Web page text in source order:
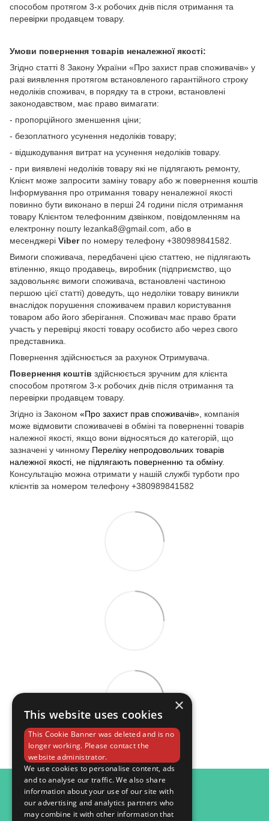
способом протягом 3-х робочих днів після отримання та
перевірки продавцем товару.
Умови повернення товарів неналежної якості:
Згідно статті 8 Закону України «Про захист прав споживачів» у
разі виявлення протягом встановленого гарантійного строку
недоліків споживач, в порядку та в строки, встановлені
законодавством, має право вимагати:
- пропорційного зменшення ціни;
- безоплатного усунення недоліків товару;
- відшкодування витрат на усунення недоліків товару.
- при виявлені недоліків товару які не підлягають ремонту,
Клієнт може запросити заміну товару або ж повернення коштів
Інформування про отримання товару неналежної якості
повинно бути виконано в перші 24 години після отримання
товару Клієнтом телефонним дзвінком, повідомленням на
електронну пошту lezanka8@gmail.com, або в
месенджері Viberпо номеру телефону +380989841582.
Вимоги споживача, передбачені цією статтею, не підлягають
втіленню, якщо продавець, виробник (підприємство, що
задовольняє вимоги споживача, встановлені частиною
першою цієї статті) доведуть, що недоліки товару виникли
внаслідок порушення споживачем правил користування
товаром або його зберігання. Споживач має право брати
участь у перевірці якості товару особисто або через свого
представника.
Повернення здійснюється за рахунок Отримувача.
Повернення коштів здійснюється зручним для клієнта
способом протягом 3-х робочих днів після отримання та
перевірки продавцем товару.
Згідно із Законом «Про захист прав споживачів» , компанія
може відмовити споживачеві в обміні та поверненні товарів
належної якості, якщо вони відносяться до категорій, що
зазначені у чинному Переліку непродовольчих товарів
належної якості, не підлягають поверненню та обміну.
Консультацію можна отримати у нашій службі турботи про
клієнтів за номером телефону +380989841582
098 984 15 82
Контактна інформація
×
This website uses cookies
This Cookie Banner was deleted and is no
longer working. Please contact the
website administrator.
We use cookies to personalise content, ads
and to analyse our traffic. We also share
information about your use of our site with
our advertising and analytics partners who
may combine it with other information that